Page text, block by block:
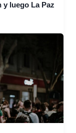
y luego La Paz